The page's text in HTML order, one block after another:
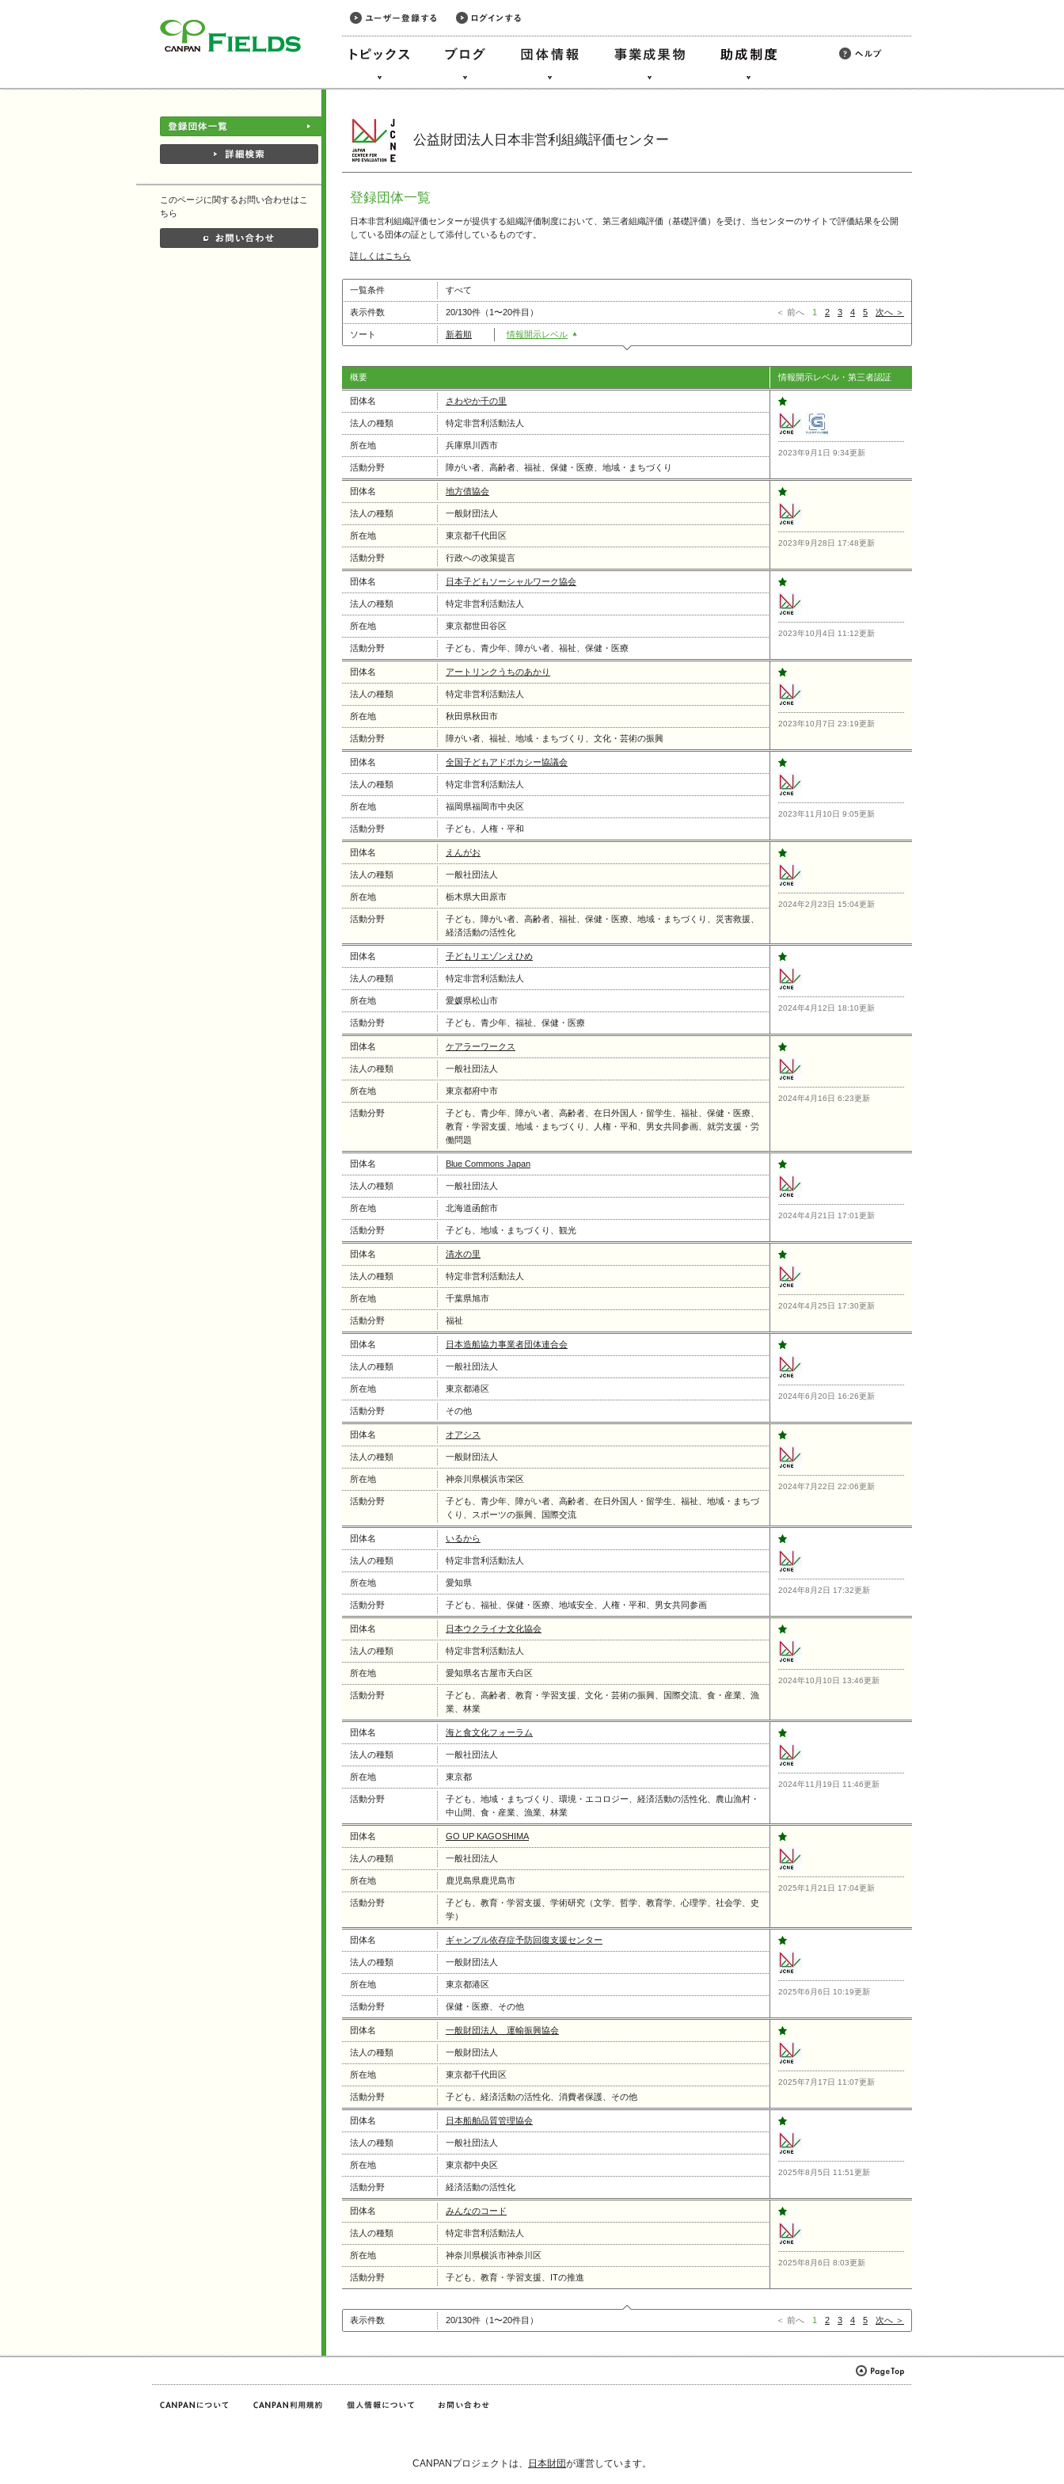
公益財団法人日本非営利組織評価センター
このページに関するお問い合わせはこ
ちら
登録団体一覧
日本非営利組織評価センターが提供する組織評価制度において、第三者組織評価（基礎評価）を受け、当センターのサイトで評価結果を公開
している団体の証として添付しているものです。
詳しくはこちら
一覧条件 すべて
表示件数 20/130件（1〜20件目） ＜ 前へ 1 2 3 4 5 次へ ＞
ソート 新着順 情報開示レベル
概要 情報開示レベル・第三者認証
団体名 さわやか千の里
法人の種類 特定非営利活動法人
所在地 兵庫県川西市
活動分野 障がい者、高齢者、福祉、保健・医療、地域・まちづくり
2023年9月1日 9:34更新
団体名 地方債協会
法人の種類 一般財団法人
所在地 東京都千代田区
活動分野 行政への改策提言
2023年9月28日 17:48更新
団体名 日本子どもソーシャルワーク協会
法人の種類 特定非営利活動法人
所在地 東京都世田谷区
活動分野 子ども、青少年、障がい者、福祉、保健・医療
2023年10月4日 11:12更新
団体名 アートリンクうちのあかり
法人の種類 特定非営利活動法人
所在地 秋田県秋田市
活動分野 障がい者、福祉、地域・まちづくり、文化・芸術の振興
2023年10月7日 23:19更新
団体名 全国子どもアドボカシー協議会
法人の種類 特定非営利活動法人
所在地 福岡県福岡市中央区
活動分野 子ども、人権・平和
2023年11月10日 9:05更新
団体名 えんがお
法人の種類 一般社団法人
所在地 栃木県大田原市
活動分野
子ども、障がい者、高齢者、福祉、保健・医療、地域・まちづくり、災害救援、
経済活動の活性化
2024年2月23日 15:04更新
団体名 子どもリエゾンえひめ
法人の種類 特定非営利活動法人
所在地 愛媛県松山市
活動分野 子ども、青少年、福祉、保健・医療
2024年4月12日 18:10更新
団体名 ケアラーワークス
法人の種類 一般社団法人
所在地 東京都府中市
活動分野
子ども、青少年、障がい者、高齢者、在日外国人・留学生、福祉、保健・医療、
教育・学習支援、地域・まちづくり、人権・平和、男女共同参画、就労支援・労
働問題
2024年4月16日 6:23更新
団体名 Blue Commons Japan
法人の種類 一般社団法人
所在地 北海道函館市
活動分野 子ども、地域・まちづくり、観光
2024年4月21日 17:01更新
団体名 清水の里
法人の種類 特定非営利活動法人
所在地 千葉県旭市
活動分野 福祉
2024年4月25日 17:30更新
団体名 日本造船協力事業者団体連合会
法人の種類 一般社団法人
所在地 東京都港区
活動分野 その他
2024年6月20日 16:26更新
団体名 オアシス
法人の種類 一般財団法人
所在地 神奈川県横浜市栄区
活動分野
子ども、青少年、障がい者、高齢者、在日外国人・留学生、福祉、地域・まちづ
くり、スポーツの振興、国際交流
2024年7月22日 22:06更新
団体名 いるから
法人の種類 特定非営利活動法人
所在地 愛知県
活動分野 子ども、福祉、保健・医療、地域安全、人権・平和、男女共同参画
2024年8月2日 17:32更新
団体名 日本ウクライナ文化協会
法人の種類 特定非営利活動法人
所在地 愛知県名古屋市天白区
活動分野
子ども、高齢者、教育・学習支援、文化・芸術の振興、国際交流、食・産業、漁
業、林業
2024年10月10日 13:46更新
団体名 海と食文化フォーラム
法人の種類 一般社団法人
所在地 東京都
活動分野
子ども、地域・まちづくり、環境・エコロジー、経済活動の活性化、農山漁村・
中山間、食・産業、漁業、林業
2024年11月19日 11:46更新
団体名 GO UP KAGOSHIMA
法人の種類 一般社団法人
所在地 鹿児島県鹿児島市
活動分野
子ども、教育・学習支援、学術研究（文学、哲学、教育学、心理学、社会学、史
学）
2025年1月21日 17:04更新
団体名 ギャンブル依存症予防回復支援センター
法人の種類 一般財団法人
所在地 東京都港区
活動分野 保健・医療、その他
2025年6月6日 10:19更新
団体名 一般財団法人 運輸振興協会
法人の種類 一般財団法人
所在地 東京都千代田区
活動分野 子ども、経済活動の活性化、消費者保護、その他
2025年7月17日 11:07更新
団体名 日本船舶品質管理協会
法人の種類 一般社団法人
所在地 東京都中央区
活動分野 経済活動の活性化
2025年8月5日 11:51更新
団体名 みんなのコード
法人の種類 特定非営利活動法人
所在地 神奈川県横浜市神奈川区
活動分野 子ども、教育・学習支援、ITの推進
2025年8月6日 8:03更新
表示件数 20/130件（1〜20件目） ＜ 前へ 1 2 3 4 5 次へ ＞
CANPANプロジェクトは、 日本財団が運営しています。